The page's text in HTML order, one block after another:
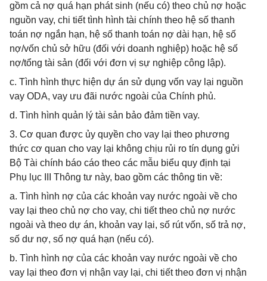
gồm cả nợ quá hạn phát sinh (nếu có) theo chủ nợ hoặc
nguồn vay, chi tiết tình hình tài chính theo hệ số thanh
toán nợ ngắn hạn, hệ số thanh toán nợ dài hạn, hệ số
nợ/vốn chủ sở hữu (đối với doanh nghiệp) hoặc hệ số
nợ/tổng tài sản (đối với đơn vị sự nghiệp công lập).
c. Tình hình thực hiện dự án sử dụng vốn vay lại nguồn
vay ODA, vay ưu đãi nước ngoài của Chính phủ.
d. Tình hình quản lý tài sản bảo đảm tiền vay.
3. Cơ quan được ủy quyền cho vay lại theo phương
thức cơ quan cho vay lại không chịu rủi ro tín dụng gửi
Bộ Tài chính báo cáo theo các mẫu biểu quy định tại
Phụ lục III Thông tư này, bao gồm các thông tin về:
a. Tình hình nợ của các khoản vay nước ngoài về cho
vay lại theo chủ nợ cho vay, chi tiết theo chủ nợ nước
ngoài và theo dự án, khoản vay lại, số rút vốn, số trả nợ,
số dư nợ, số nợ quá hạn (nếu có).
b. Tình hình nợ của các khoản vay nước ngoài về cho
vay lại theo đơn vị nhận vay lại, chi tiết theo đơn vị nhận